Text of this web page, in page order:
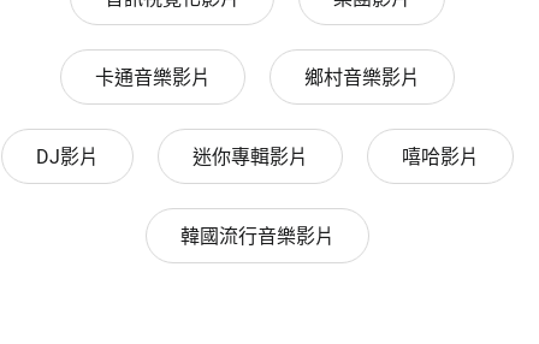
卡通音樂影片 鄉村音樂影片
DJ影片 迷你專輯影片 嘻哈影片
韓國流行音樂影片